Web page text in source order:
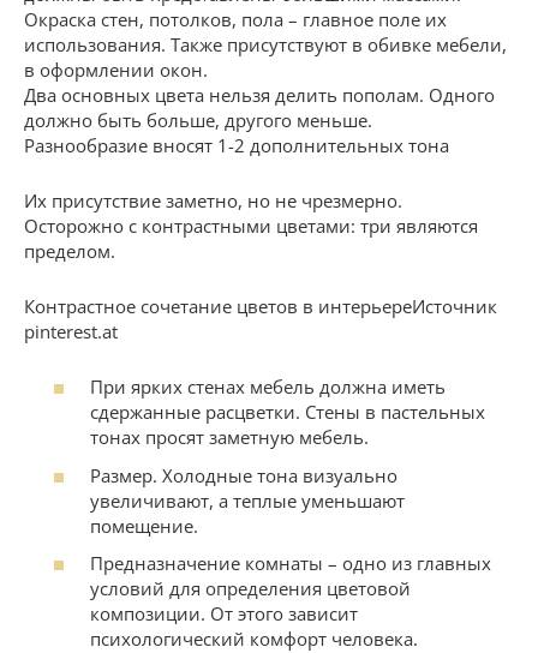
Окраска стен, потолков, пола – главное поле их
использования. Также присутствуют в обивке мебели,
в оформлении окон.
Два основных цвета нельзя делить пополам. Одного
должно быть больше, другого меньше.
Разнообразие вносят 1-2 дополнительных тона
Их присутствие заметно, но не чрезмерно.
Осторожно с контрастными цветами: три являются
пределом.
Контрастное сочетание цветов в интерьереИсточник
pinterest.at
При ярких стенах мебель должна иметь
сдержанные расцветки. Стены в пастельных
тонах просят заметную мебель.
Размер. Холодные тона визуально
увеличивают, а теплые уменьшают
помещение.
Предназначение комнаты – одно из главных
условий для определения цветовой
композиции. От этого зависит
психологический комфорт человека.